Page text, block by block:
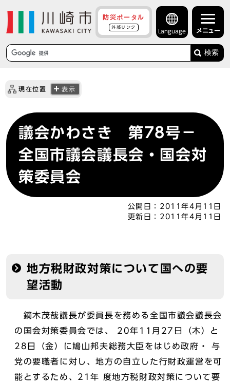
防災ポータル
外部リンク
Language メニュー
検索
現在位置 表示
議会かわさき 第78号－
全国市議会議長会・国会対
策委員会
公開日： 2011年4月11日
更新日： 2011年4月11日
地方税財政対策について国への要
望活動
鏑木茂哉議長が委員長を務める全国市議会議長会
の国会対策委員会では、 20年11月27日（木）と
28日（金）に鳩山邦夫総務大臣をはじめ政府・ 与
党の要職者に対し、地方の自立した行財政運営を可
能とするため、21年 度地方税財政対策について要